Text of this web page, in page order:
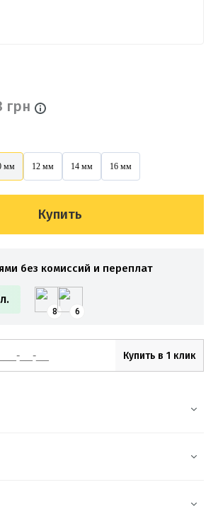
грн
мм 12 мм 14 мм 16 мм
Купить
без комиссий и переплат
8 6
Купить в 1 клик